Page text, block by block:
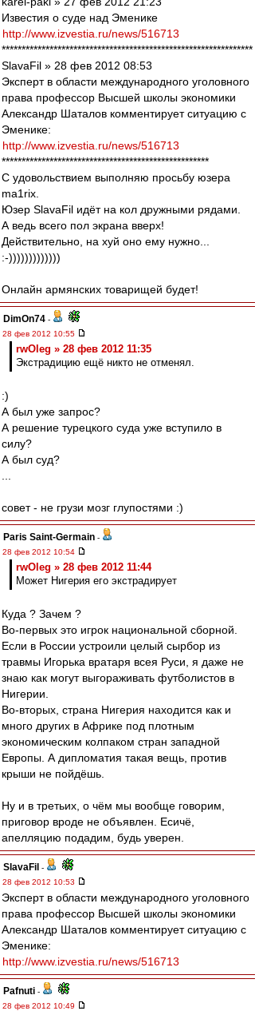
Известия о суде над Эменике
http://www.izvestia.ru/news/516713
***************************************************************
SlavaFil » 28 фев 2012 08:53
Эксперт в области международного уголовного
права профессор Высшей школы экономики
Александр Шаталов комментирует ситуацию с
Эменике:
http://www.izvestia.ru/news/516713
****************************************************
С удовольствием выполняю просьбу юзера
ma1rix.
Юзер SlavaFil идёт на кол дружными рядами.
А ведь всего пол экрана вверх!
Действительно, на хуй оно ему нужно...
:-)))))))))))))
Онлайн армянских товарищей будет!
DimOn74 -
28 фев 2012 10:55
rwOleg » 28 фев 2012 11:35
Экстрадицию ещё никто не отменял.
:)
А был уже запрос?
А решение турецкого суда уже вступило в
силу?
А был суд?
совет - не грузи мозг глупостями :)
Paris Saint-Germain -
28 фев 2012 10:54
rwOleg » 28 фев 2012 11:44
Может Нигерия его экстрадирует
Куда ? Зачем ?
Во-первых это игрок национальной сборной.
Если в России устроили целый сырбор из
травмы Игорька вратаря всея Руси, я даже не
знаю как могут выгораживать футболистов в
Нигерии.
Во-вторых, страна Нигерия находится как и
много других в Африке под плотным
экономическим колпаком стран западной
Европы. А дипломатия такая вещь, против
крыши не пойдёшь.
Ну и в третьих, о чём мы вообще говорим,
приговор вроде не объявлен. Есичё,
апелляцию подадим, будь уверен.
SlavaFil -
28 фев 2012 10:53
Эксперт в области международного уголовного
права профессор Высшей школы экономики
Александр Шаталов комментирует ситуацию с
Эменике:
http://www.izvestia.ru/news/516713
Pafnuti -
28 фев 2012 10:49